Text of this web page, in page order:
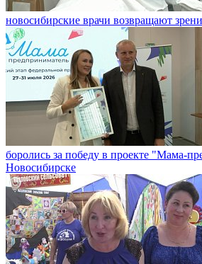
новосибирские врачи возвращают
боролись за победу в проекте "Мама-
Новосибирске